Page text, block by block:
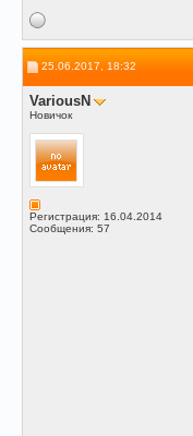
25.06.2017, 18:32
VariousN
Новичок
Регистрация: 16.04.2014
Сообщения: 57